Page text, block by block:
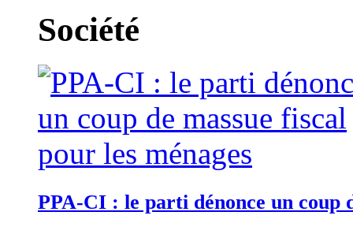
Société
PPA-CI : le parti dénonce un coup